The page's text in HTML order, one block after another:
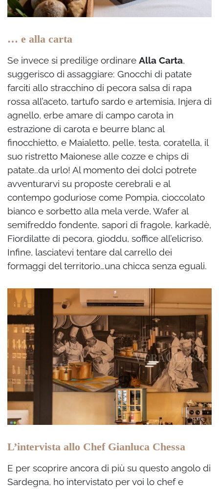
… e alla carta
Se invece si predilige ordinare Alla Carta,
suggerisco di assaggiare: Gnocchi di patate
farciti allo stracchino di pecora salsa di rapa
rossa all’aceto, tartufo sardo e artemisia, Injera di
agnello, erbe amare di campo carota in
estrazione di carota e beurre blanc al
finocchietto, e Maialetto, pelle, testa, coratella, il
suo ristretto Maionese alle cozze e chips di
patate..da urlo! Al momento dei dolci potrete
avventurarvi su proposte cerebrali e al
contempo goduriose come Pompia, cioccolato
bianco e sorbetto alla mela verde, Wafer al
semifreddo fondente, sapori di fragole, karkadè,
Fiordilatte di pecora, gioddu, soffice all’elicriso.
Infine, lasciatevi tentare dal carrello dei
formaggi del territorio…una chicca senza eguali.
L’intervista allo Chef Gianluca Chessa
E per scoprire ancora di più su questo angolo di
Sardegna, ho intervistato per voi lo chef e